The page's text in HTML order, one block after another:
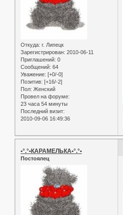
Откуда: г. Липецк
Зарегистрирован: 2010-06-11
Приглашений: 0
Сообщений: 64
Уважение: [+0/-0]
Позитив: [+16/-2]
Пол: Женский
Провел на форуме:
23 часа 54 минуты
Последний визит:
2010-09-06 16:49:36
•°.°•КАРАМЕЛЬКА•°.°•
Постоялец